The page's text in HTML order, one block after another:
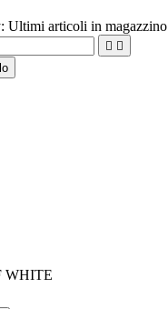
Ultimi articoli in magazzino
 
WHITE